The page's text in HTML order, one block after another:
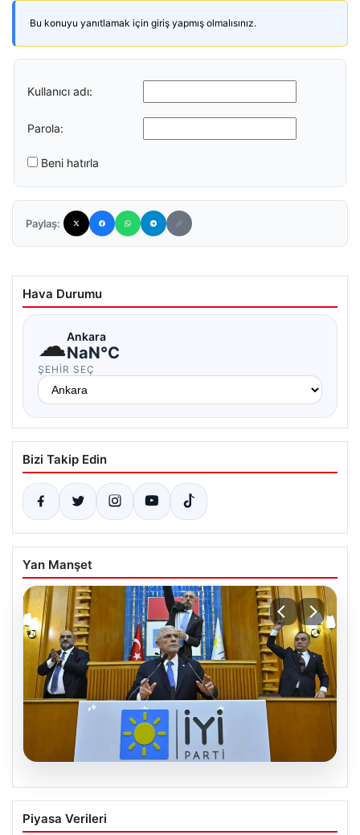
Bu konuyu yanıtlamak için giriş yapmış olmalısınız.
Kullanıcı adı:
Parola:
Beni hatırla
Paylaş:
Hava Durumu
☁Ankara
NaN°C
ŞEHIR SEÇ
Bizi Takip Edin
Yan Manşet
06.08.2026
İYİ Parti’den ‘çerçeve yasa’ teklifi için
Anayasa Komisyonuna başvuru
Piyasa Verileri